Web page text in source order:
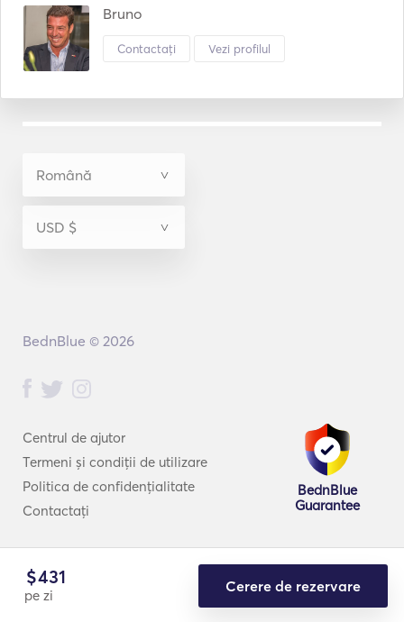
Bruno
Contactați Vezi profilul
$431
pe zi
Cerere de rezervare
Centrul de ajutor
Termeni și condiții de utilizare
Politica de confidențialitate
Contactați
BednBlue
Guarantee
BednBlue © 2026